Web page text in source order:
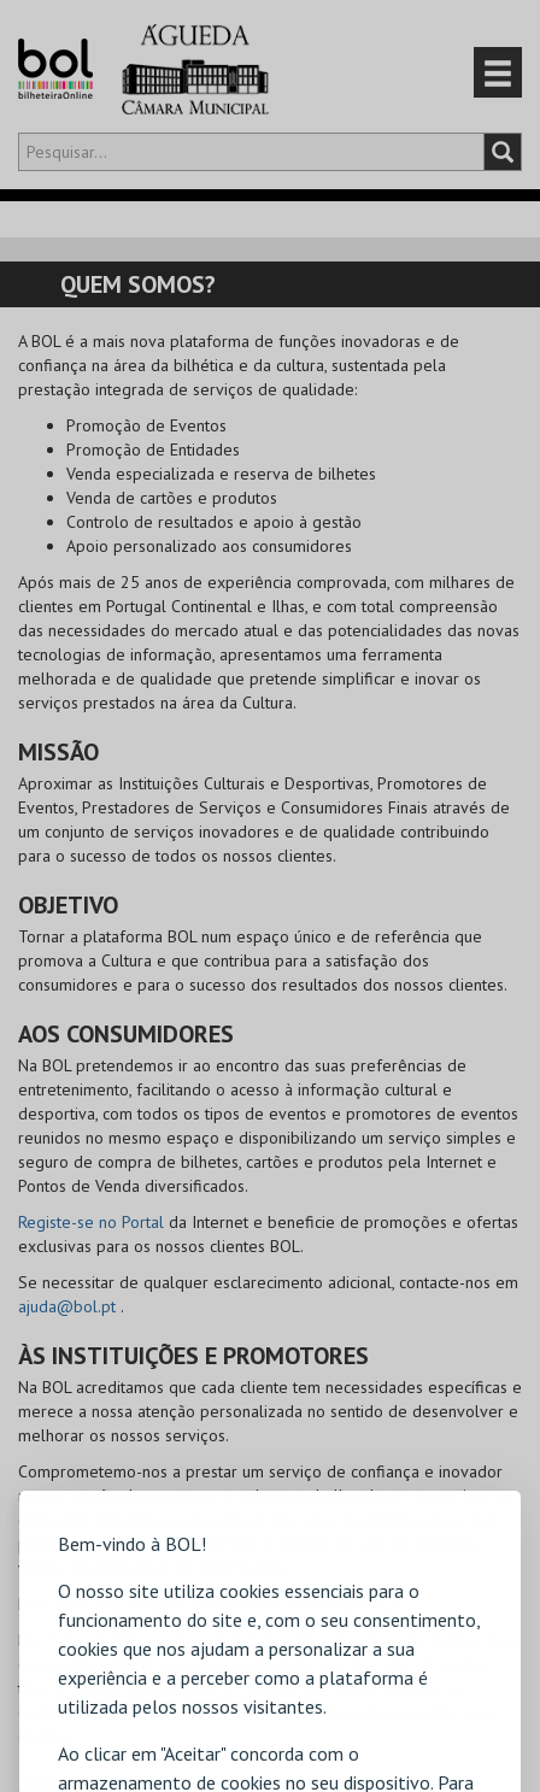
Bem-vindo à BOL!
O nosso site utiliza cookies essenciais para o
funcionamento do site e, com o seu consentimento,
cookies que nos ajudam a personalizar a sua
experiência e a perceber como a plataforma é
utilizada pelos nossos visitantes.
Ao clicar em "Aceitar" concorda com o
armazenamento de cookies no seu dispositivo. Para
Olá,iniciar sessão
CARRINHO
EVENTOS
CARTÕES
PRODUTOS
QUEM SOMOS?
ABOLé a mais nova plataforma de funções inovadoras e de
confiança na área da bilhética e da cultura, sustentada pela
prestação integrada de serviços de qualidade:
Promoção de Eventos
Promoção de Entidades
Venda especializada e reserva de bilhetes
Venda de cartões e produtos
Controlo de resultados e apoio à gestão
Apoio personalizado aos consumidores
Após mais de 25 anos de experiência comprovada, com milhares de
clientes em Portugal Continental e Ilhas, e com total compreensão
das necessidades do mercado atual e das potencialidades das novas
tecnologias de informação, apresentamos uma ferramenta
melhorada e de qualidade que pretende simplificar e inovar os
serviços prestados na área da Cultura.
MISSÃO
Aproximar as Instituições Culturais e Desportivas, Promotores de
Eventos, Prestadores de Serviços e Consumidores Finais através de
um conjunto de serviços inovadores e de qualidade contribuindo
para o sucesso de todos os nossos clientes.
OBJETIVO
Tornar a plataforma BOLnum espaço único e de referência que
promova a Cultura e que contribua para a satisfação dos
consumidores e para o sucesso dos resultados dos nossos clientes.
AOS CONSUMIDORES
Na BOLpretendemos ir ao encontro das suas preferências de
entretenimento, facilitando o acesso à informação cultural e
desportiva, com todos os tipos de eventos e promotores de eventos
reunidos no mesmo espaço e disponibilizando um serviço simples e
seguro de compra de bilhetes, cartões e produtos pela Internet e
Pontos de Venda diversificados.
Registe-se no Portal da Internet e beneficie de promoções e ofertas
exclusivas para os nossos clientes BOL.
Se necessitar de qualquer esclarecimento adicional, contacte-nos em
ajuda@bol.pt .
ÀS INSTITUIÇÕES E PROMOTORES
Na BOLacreditamos que cada cliente tem necessidades específicas e
merece a nossa atenção personalizada no sentido de desenvolver e
melhorar os nossos serviços.
Comprometemo-nos a prestar um serviço de confiança e inovador
na sua gestão de eventos e produtos, trabalhando em parceria e em
possa oferecer aos seus clientes o melhor serviço de bilhética,
venda de produtos e de informação.
Para mais informações, contacte-nos eminfo@bol.pt.
No Portal da
na Internet é disponibilizada uma área própria para
cada Instituição, da sua responsabilidade, que permite apresentar
toda a história, informações e pessoas que contribuem para a
grandeza da entidade e promover os espetáculos e eventos que